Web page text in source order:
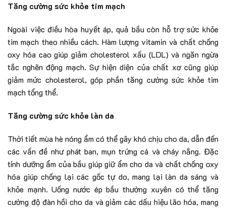
Tăng cường sức khỏe tim mạch
Ngoài việc điều hòa huyết áp, quả bầu còn hỗ trợ sức khỏe
tim mạch theo nhiều cách. Hàm lượng vitamin và chất chống
oxy hóa cao giúp giảm cholesterol xấu (LDL) và ngăn ngừa
tắc nghẽn động mạch. Sự hiện diện của chất xơ cũng giúp
giảm mức cholesterol, góp phần tăng cường sức khỏe tim
mạch tổng thể.
Tăng cường sức khỏe làn da
Thời tiết mùa hè nóng ẩm có thể gây khó chịu cho da, dẫn đến
các vấn đề như phát ban, mụn trứng cá và cháy nắng. Đặc
tính dưỡng ẩm của bầu giúp giữ ẩm cho da và chất chống oxy
hóa giúp chống lại các gốc tự do, mang lại làn da sáng và
khỏe mạnh. Uống nước ép bầu thường xuyên có thể tăng
cường độ đàn hồi cho da và giảm các dấu hiệu lão hóa, mang